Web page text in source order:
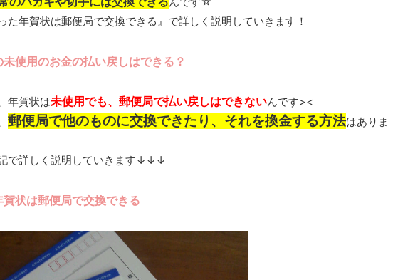
た年賀状は郵便局で交換できる』で詳しく説明していきます！
使用のお金の払い戻しはできる？
年賀状は未使用でも、郵便局で払い戻しはできないんです><
郵便局で他のものに交換できたり、それを換金する方法はありま
で詳しく説明していきます↓↓↓
賀状は郵便局で交換できる